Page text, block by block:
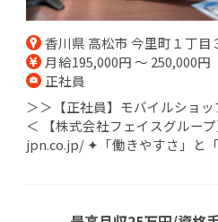
香川県 高松市 今里町１丁
月給195,000円 ～ 250,000円
正社員
＞＞【正社員】モバイルショ
＜ 【株式会社フェイスグル
jpn.co.jp/ ✦「働きやすさ」と